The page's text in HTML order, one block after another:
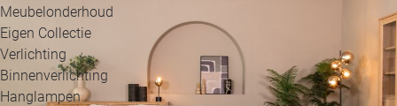
Meubelonderhoud
Eigen Collectie
Verlichting
Binnenverlichting
Hanglampen